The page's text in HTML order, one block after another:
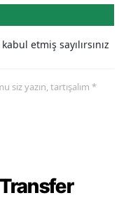
etmiş sayılırsınız
siz yazın, tartışalım *